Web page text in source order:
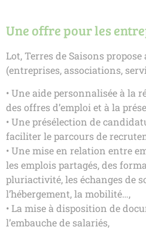
Une offre pour les
Lot, Terres de Saisons
(entreprises, associations,
• Une aide personnalisée à la
des offres d’emploi et à la
• Une présélection de
faciliter le parcours de
• Une mise en relation entre
les emplois partagés, des
pluriactivité, les échanges de
l’hébergement, la mobilité…,
• La mise à disposition de
l’embauche de salariés,